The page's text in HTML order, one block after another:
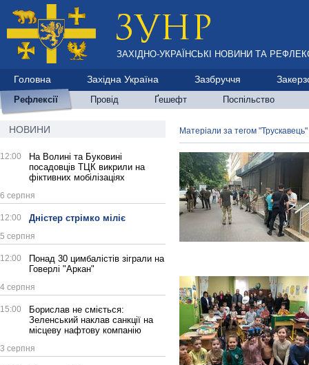
ЗАХІДНО-УКРАЇНСЬКІ НОВИНИ ТА
Головна Західна Україна Зазбруччя
Рефлексії Провід Ґешефт Поспільство
НОВИНИ
12:00
На Волині та Буковині
посадовців ТЦК викрили на
фіктивних мобілізаціях
6 серпня
12:00 Дністер стрімко міліє
5 серпня
12:00
Понад 30 цимбалістів зіграли на
Говерлі "Аркан"
4 серпня
15:00
Борислав не сміється:
Зеленський наклав санкції на
місцеву нафтову компанію
3 серпня
Матеріали за тегом "Трускавець"